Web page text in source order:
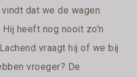
dat we de wagen
heeft nog nooit zo'n
vraagt hij of we bij
vroeger? De